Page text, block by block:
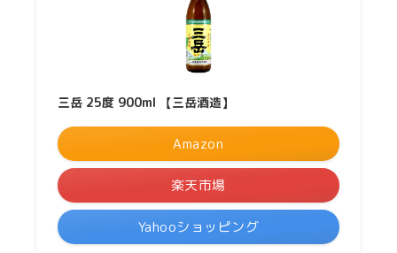
三岳 25度 900ml 【三岳酒造】
Amazon
楽天市場
Yahooショッピング